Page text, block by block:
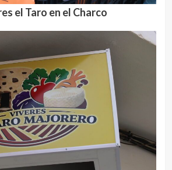
el Taro en el Charco